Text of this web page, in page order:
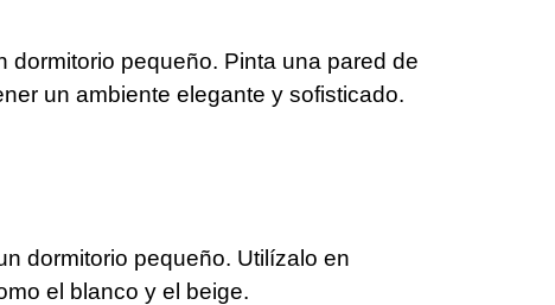
pequeño. Pinta una pared de
un ambiente elegante y sofisticado.
dormitorio pequeño. Utilízalo en
el blanco y el beige.